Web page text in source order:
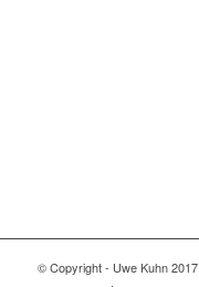
© Copyright - Uwe Kuhn 2017